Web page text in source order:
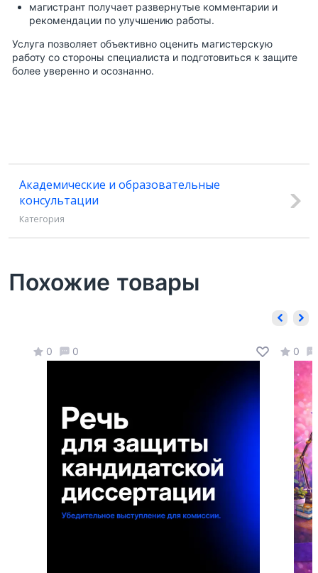
магистрант получает развернутые комментарии и
рекомендации по улучшению работы.
Услуга позволяет объективно оценить магистерскую
работу со стороны специалиста и подготовиться к защите
более уверенно и осознанно.
Академические и образовательные
консультации
Категория
Похожие товары
0 0 0